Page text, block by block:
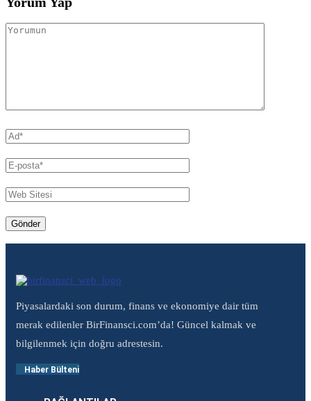
Piyasalardaki son durum, finans ve ekonomiye dair tüm
merak edilenler BirFinansci.com’da! Güncel kalmak ve
bilgilenmek için doğru adrestesin.
Haber Bülteni